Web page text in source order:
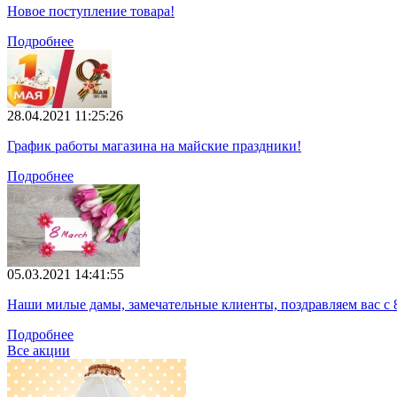
Новое поступление товара!
Подробнее
28.04.2021 11:25:26
График работы магазина на майские праздники!
Подробнее
05.03.2021 14:41:55
Наши милые дамы, замечательные клиенты, поздравляем вас с
Подробнее
Все акции